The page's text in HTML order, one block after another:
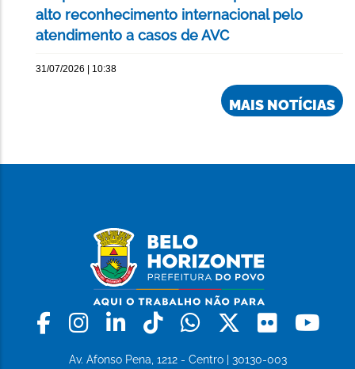
alto reconhecimento internacional pelo
atendimento a casos de AVC
31/07/2026 | 10:38
MAIS NOTÍCIAS
Facebook
Instagram
LinkedinTiktokWhatsapp
X Flickr
Av. Afonso Pena, 1212 - Centro | 30130-003